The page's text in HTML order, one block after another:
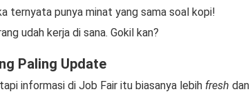
ternyata punya minat yang sama soal kopi!
udah kerja di sana. Gokil kan?
Paling Update
informasi di Job Fair itu biasanya lebih fresh dan